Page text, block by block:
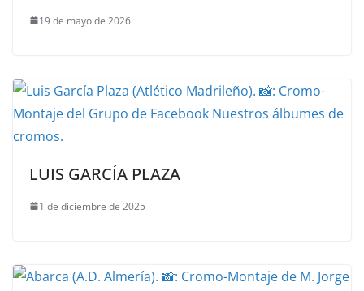
19 de mayo de 2026
LUIS GARCÍA PLAZA
1 de diciembre de 2025